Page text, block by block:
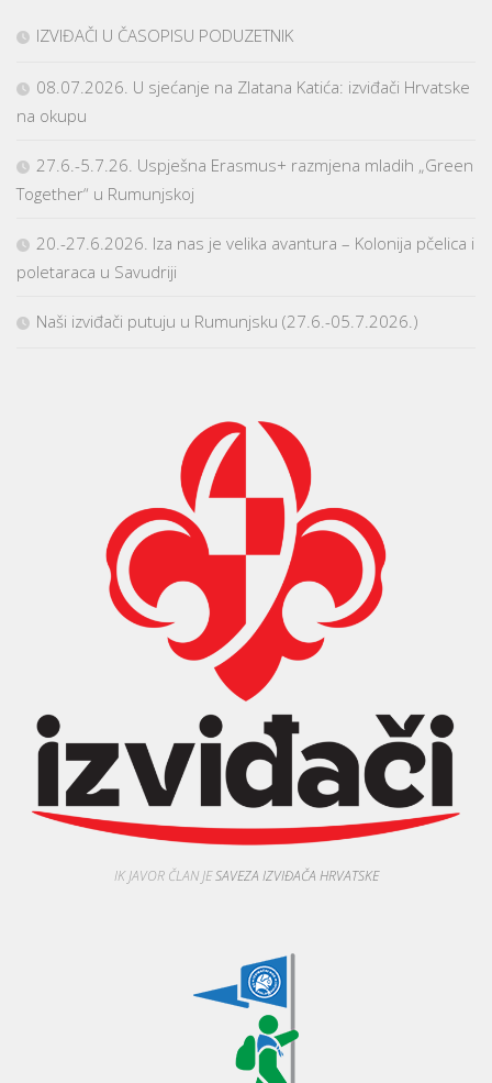
IZVIĐAČI U ČASOPISU PODUZETNIK
08.07.2026. U sjećanje na Zlatana Katića: izviđači Hrvatske
na okupu
27.6.-5.7.26. Uspješna Erasmus+ razmjena mladih „Green
Together“ u Rumunjskoj
20.-27.6.2026. Iza nas je velika avantura – Kolonija pčelica i
poletaraca u Savudriji
Naši izviđači putuju u Rumunjsku (27.6.-05.7.2026.)
IK JAVOR ČLAN JESAVEZA IZVIĐAČA HRVATSKE